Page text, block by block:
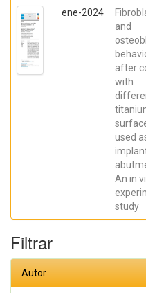
ene-2024
and
after
with
used
An in
study
Filtrar
Autor